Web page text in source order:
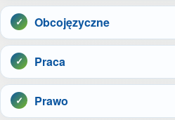
Obcojęzyczne
Praca
Prawo